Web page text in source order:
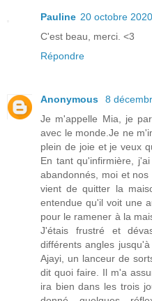
Pauline 20 octobre
C'est beau, merci. <3
Répondre
Anonymous
8
Je m'appelle Mia, je
avec le monde.Je ne
plein de joie et je veux
En tant qu'infirmière,
abandonnés, moi et
vient de quitter la
entendue qu'il voit une
pour le ramener à la
J'étais frustré et
différents angles
Ajayi, un lanceur de
dit quoi faire. Il m'a
ira bien dans les trois